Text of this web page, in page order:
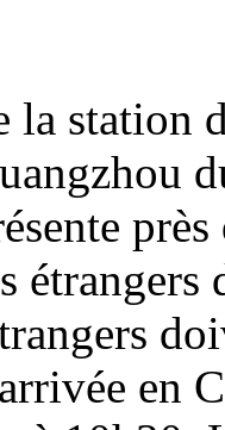
la station
étrangers
en